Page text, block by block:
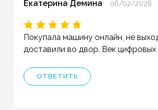
Екатерина Демина 06/02/2026
Покупала машину онлайн, не
доставили во двор. Век цифровых
ОТВЕТИТЬ